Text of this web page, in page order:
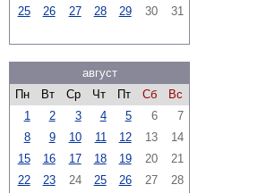
25
26 27 28 29 30 31
август
Пн
Вт Ср Чт Пт Сб
Вс
1
2 3 4 5 6
7
8
9 10 11 12 13
14
15
16 17 18 19 20
21
22
23 24 25 26 27
28